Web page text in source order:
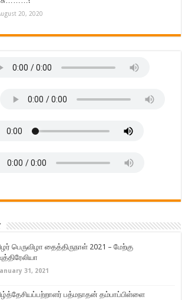
20, 2020
பெருவிழா தைத்திருநாள் 2021 – மேற்கு
31, 2021
பத்மநாதன் தம்பாப்பிள்ளை